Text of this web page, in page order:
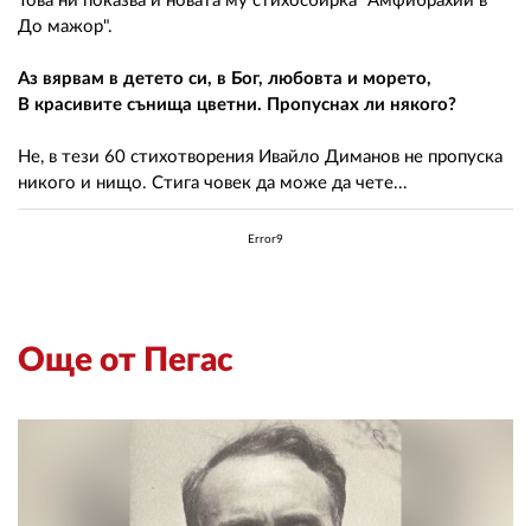
До мажор".
Аз вярвам в детето си, в Бог, любовта и морето,
В красивите сънища цветни. Пропуснах ли някого?
Не, в тези 60 стихотворения Ивайло Диманов не пропуска
никого и нищо. Стига човек да може да чете...
Error9
Още от Пегас